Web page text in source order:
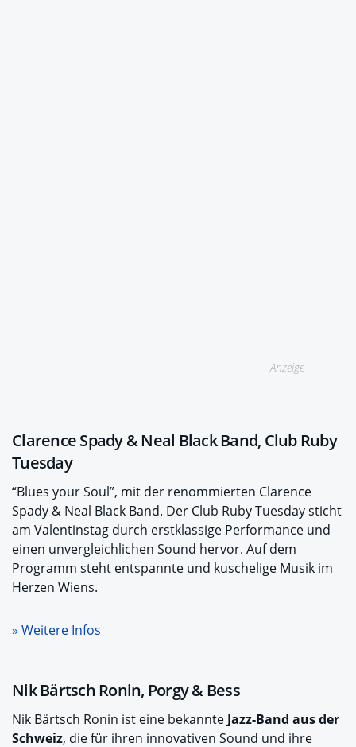
Anzeige
Clarence Spady & Neal Black Band, Club Ruby
Tuesday
“Blues your Soul”, mit der renommierten Clarence
Spady & Neal Black Band. Der Club Ruby Tuesday sticht
am Valentinstag durch erstklassige Performance und
einen unvergleichlichen Sound hervor. Auf dem
Programm steht entspannte und kuschelige Musik im
Herzen Wiens.
» Weitere Infos
Nik Bärtsch Ronin, Porgy & Bess
Nik Bärtsch Ronin ist eine bekannte Jazz-Band aus der
Schweiz, die für ihren innovativen Sound und ihre